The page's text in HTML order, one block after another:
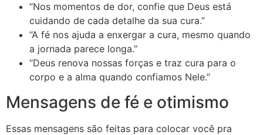
“Nos momentos de dor, confie que Deus está
cuidando de cada detalhe da sua cura.”
“A fé nos ajuda a enxergar a cura, mesmo quando
a jornada parece longa.”
“Deus renova nossas forças e traz cura para o
corpo e a alma quando confiamos Nele.”
Mensagens de fé e otimismo
Essas mensagens são feitas para colocar você pra